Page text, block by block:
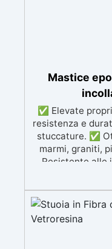
Mastice
✅ Elevate
resistenza e
stuccature. ✅
marmi, graniti,
Resistente alle
condizioni
verticali, senza
usare:
100:50